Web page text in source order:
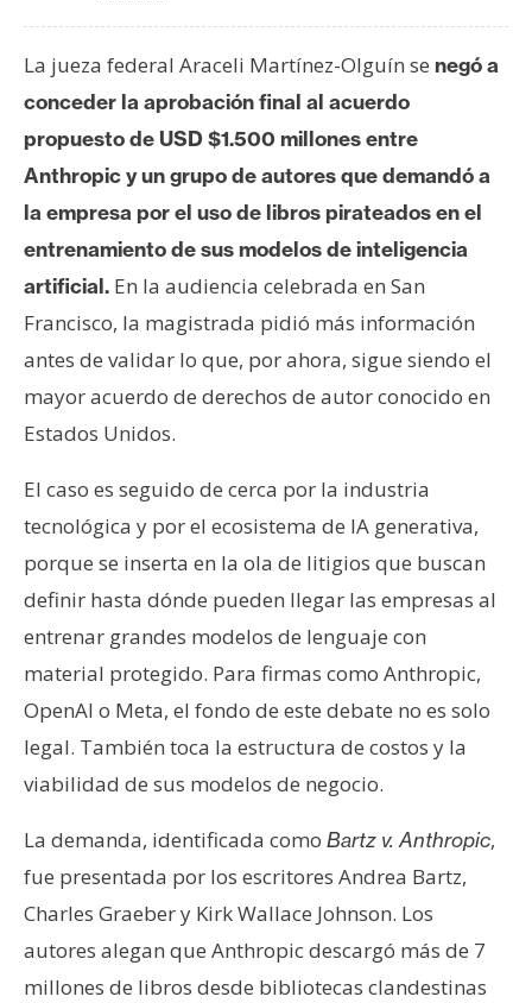
c
u
r
s
o
s
C
o
n
t
c
t
y
P
u
b
i
c
i
d
d
La jueza federal Araceli Martínez-Olguín se negó a
conceder la aprobación final al acuerdo
propuesto de USD $1.500 millones entre
Anthropic y un grupo de autores que demandó a
la empresa por el uso de libros pirateados en el
entrenamiento de sus modelos de inteligencia
artificial. En la audiencia celebrada en San
Francisco, la magistrada pidió más información
antes de validar lo que, por ahora, sigue siendo el
mayor acuerdo de derechos de autor conocido en
Estados Unidos.
El caso es seguido de cerca por la industria
tecnológica y por el ecosistema de IA generativa,
porque se inserta en la ola de litigios que buscan
definir hasta dónde pueden llegar las empresas al
entrenar grandes modelos de lenguaje con
material protegido. Para firmas como Anthropic,
OpenAI o Meta, el fondo de este debate no es solo
legal. También toca la estructura de costos y la
viabilidad de sus modelos de negocio.
La demanda, identificada como Bartz v. Anthropic,
fue presentada por los escritores Andrea Bartz,
Charles Graeber y Kirk Wallace Johnson. Los
autores alegan que Anthropic descargó más de 7
millones de libros desde bibliotecas clandestinas